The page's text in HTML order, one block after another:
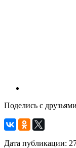
Поделись с друзьями
Дата публикации: